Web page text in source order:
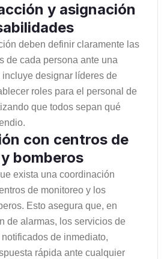
y asignación
deben definir claramente las
de cada persona ante una
designar líderes de
roles para el personal de
que todos sepan qué
con centros de
bomberos
exista una coordinación
de monitoreo y los
Esto asegura que, en
de alarmas, los servicios de
de inmediato,
rápida ante cualquier